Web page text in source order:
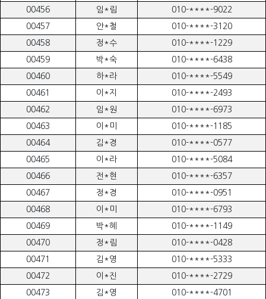
00456
임*림
010-****-9022
00457
안*철
010-****-3120
00458
정*수
010-****-1229
00459
박*숙
010-****-6438
00460
하*라
010-****-5549
00461
이*지
010-****-2493
00462
임*원
010-****-6973
00463
이*미
010-****-1185
00464
김*경
010-****-0577
00465
이*라
010-****-5084
00466
전*현
010-****-6357
00467
정*경
010-****-0951
00468
이*미
010-****-6793
00469
박*혜
010-****-1149
00470
정*림
010-****-0428
00471
김*영
010-****-5333
00472
이*진
010-****-2729
00473
김*영
010-****-4701